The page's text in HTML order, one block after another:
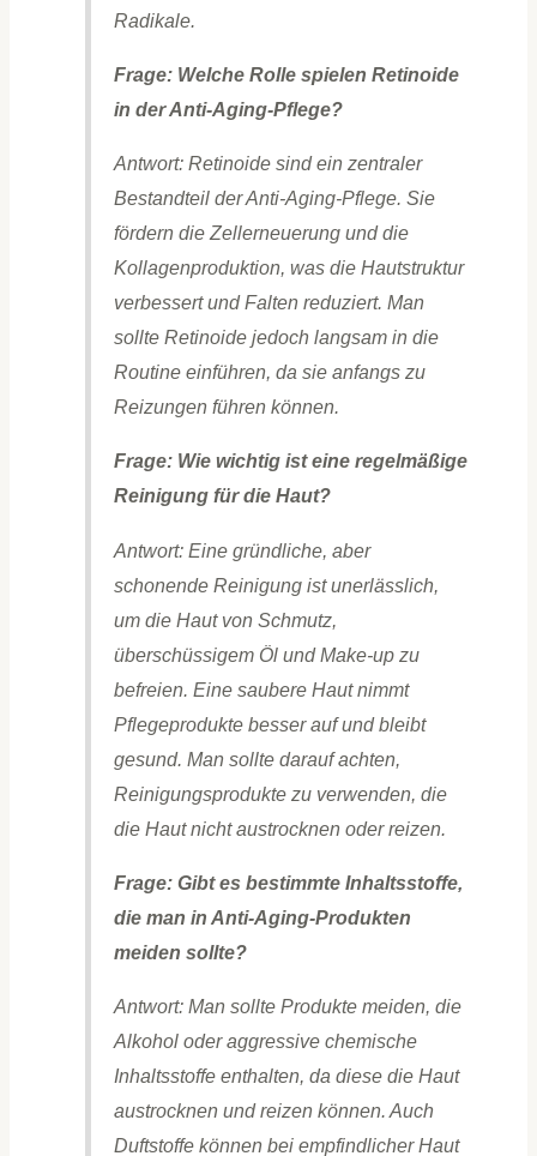
Radikale.
Frage: Welche Rolle spielen Retinoide
in der Anti-Aging-Pflege?
Antwort: Retinoide sind ein zentraler
Bestandteil der Anti-Aging-Pflege. Sie
fördern die Zellerneuerung und die
Kollagenproduktion, was die Hautstruktur
verbessert und Falten reduziert. Man
sollte Retinoide jedoch langsam in die
Routine einführen, da sie anfangs zu
Reizungen führen können.
Frage: Wie wichtig ist eine regelmäßige
Reinigung für die Haut?
Antwort: Eine gründliche, aber
schonende Reinigung ist unerlässlich,
um die Haut von Schmutz,
überschüssigem Öl und Make-up zu
befreien. Eine saubere Haut nimmt
Pflegeprodukte besser auf und bleibt
gesund. Man sollte darauf achten,
Reinigungsprodukte zu verwenden, die
die Haut nicht austrocknen oder reizen.
Frage: Gibt es bestimmte Inhaltsstoffe,
die man in Anti-Aging-Produkten
meiden sollte?
Antwort: Man sollte Produkte meiden, die
Alkohol oder aggressive chemische
Inhaltsstoffe enthalten, da diese die Haut
austrocknen und reizen können. Auch
Duftstoffe können bei empfindlicher Haut